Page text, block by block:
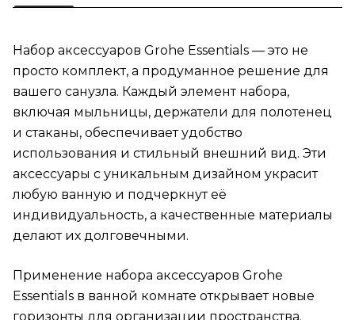
Набор аксессуаров Grohe Essentials — это не
просто комплект, а продуманное решение для
вашего санузла. Каждый элемент набора,
включая мыльницы, держатели для полотенец
и стаканы, обеспечивает удобство
использования и стильный внешний вид. Эти
аксессуары с уникальным дизайном украсит
любую ванную и подчеркнут её
индивидуальность, а качественные материалы
делают их долговечными.
Применение набора аксессуаров Grohe
Essentials в ванной комнате открывает новые
горизонты для организации пространства.